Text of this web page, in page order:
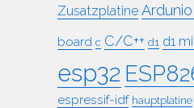
Zusatzplatine
board c C/C++ d1 d1
esp32
espressif-idf hauptplatine